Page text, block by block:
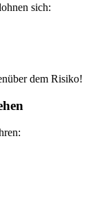
sich:
dem Risiko!